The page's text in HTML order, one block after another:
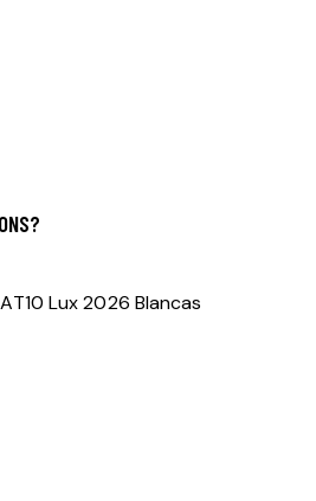
Lux 2026 Blancas